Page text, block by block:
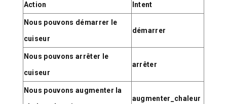
Action Intent
Nous pouvons démarrer le
cuiseur
démarrer
Nous pouvons arrêter le
cuiseur
arrêter
Nous pouvons augmenter la
augmenter_chaleur